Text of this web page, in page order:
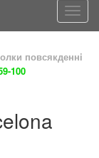
повсякденнi
100